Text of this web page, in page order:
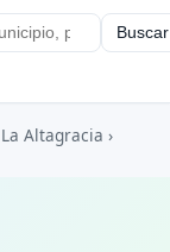
Buscar
La Altagracia ›